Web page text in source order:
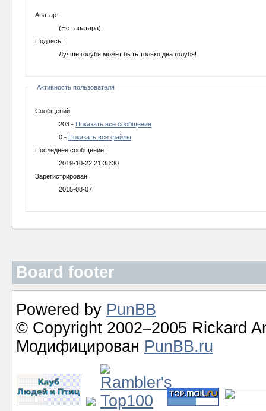
Аватар:
(Нет аватара)
Подпись:
Лучше голубя может быть только два голубя!
Активность пользователя
Сообщений:
203 - Показать все сообщения
0 - Показать все файлы
Последнее сообщение:
2019-10-22 21:38:30
Зарегистрирован:
2015-08-07
Board footer
Powered by PunBB
© Copyright 2002–2005 Rickard
Модифицирован PunBB.ru